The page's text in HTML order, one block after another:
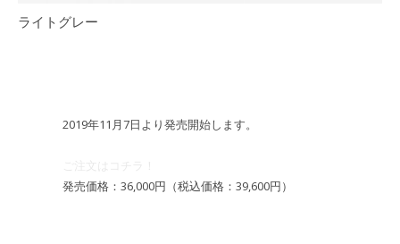
ライトグレー
2019年11月7日より発売開始します。
発売価格：36,000円（税込価格：39,600円）